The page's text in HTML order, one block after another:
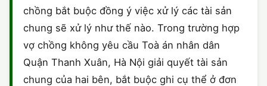
chồng bắt buộc đồng ý việc xử lý các tài sản
chung sẽ xử lý như thế nào. Trong trường hợp
vợ chồng không yêu cầu Toà án nhân dân
Quận Thanh Xuân, Hà Nội giải quyết tài sản
chung của hai bên, bắt buộc ghi cụ thể ở đơn